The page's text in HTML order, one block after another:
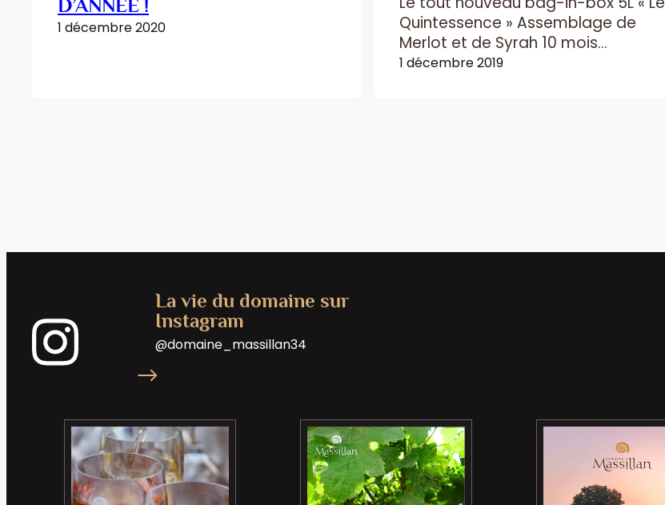
D’ANNÉE !
1 décembre 2020
Quintessence » Assemblage de
Merlot et de Syrah 10 mois
d’élevage en fût de chêne Le coffret
1 décembre 2019
La vie du domaine sur
Instagram
@domaine_massillan34